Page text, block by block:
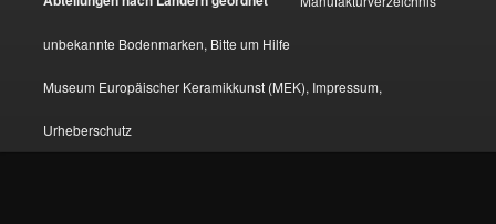
unbekannte Bodenmarken, Bitte um Hilfe
Museum Europäischer Keramikkunst (MEK), Impressum,
Urheberschutz